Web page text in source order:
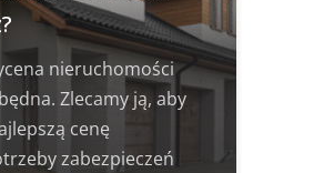
nieruchomości
Zlecamy ją, aby
cenę
zabezpieczeń